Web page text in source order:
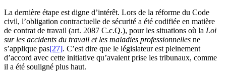
La dernière étape est digne d’intérêt. Lors de la réforme du Code
civil, l’obligation contractuelle de sécurité a été codifiée en matière
de contrat de travail (art. 2087 C.c.Q.), pour les situations où la Loi
sur les accidents du travail et les maladies professionnelles ne
s’applique pas[27]. C’est dire que le législateur est pleinement
d’accord avec cette initiative qu’avaient prise les tribunaux, comme
il a été souligné plus haut.